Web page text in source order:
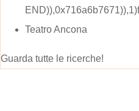
Teatro Ancona
Guarda tutte le ricerche!